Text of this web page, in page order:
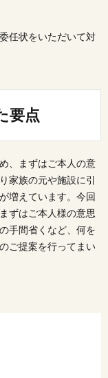
任状をいただいて対
要点
、まずはご本人の意
家族の元や施設に引
増えています。今回
ずはご本人様の意思
手間省くなど、何を
ご提案を行ってまい